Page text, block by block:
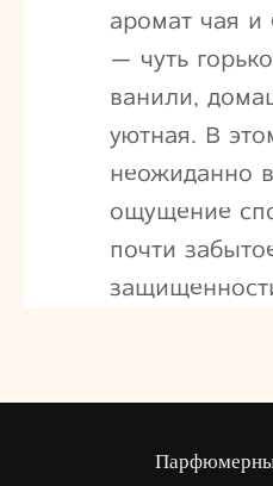
аромат чая и
— чуть
ванили,
уютная. В
неожиданно
ощущение
почти